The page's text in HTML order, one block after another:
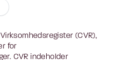
(CVR),
for
CVR indeholder